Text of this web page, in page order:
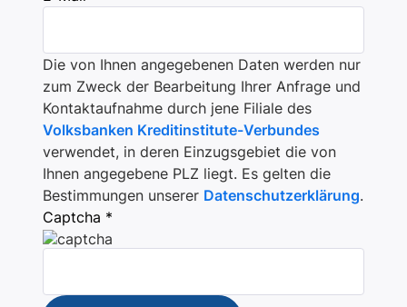
Die von Ihnen angegebenen Daten werden nur
zum Zweck der Bearbeitung Ihrer Anfrage und
Kontaktaufnahme durch jene Filiale des
Volksbanken Kreditinstitute-Verbundes
verwendet, in deren Einzugsgebiet die von
Ihnen angegebene PLZ liegt. Es gelten die
Bestimmungen unserer Datenschutzerklärung.
Captcha *